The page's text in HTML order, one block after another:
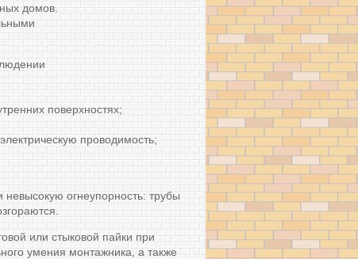
домов.
поверхностях;
проводимость;
невысокую огнеупорность: трубы
или стыковой пайки при
умения монтажника, а также